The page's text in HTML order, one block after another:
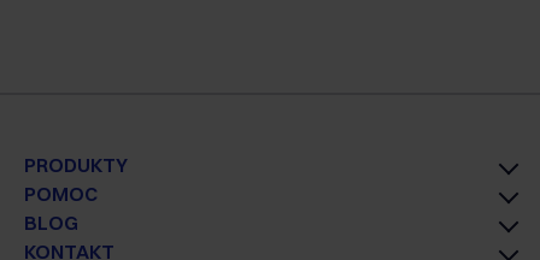
PRODUKTY
POMOC
BLOG
KONTAKT